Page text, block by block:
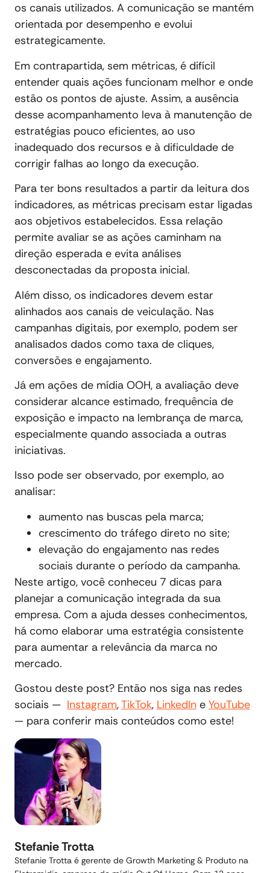
os canais utilizados. A comunicação se mantém
orientada por desempenho e evolui
estrategicamente.
Em contrapartida, sem métricas, é difícil
entender quais ações funcionam melhor e onde
estão os pontos de ajuste. Assim, a ausência
desse acompanhamento leva à manutenção de
estratégias pouco eficientes, ao uso
inadequado dos recursos e à dificuldade de
corrigir falhas ao longo da execução.
Para ter bons resultados a partir da leitura dos
indicadores, as métricas precisam estar ligadas
aos objetivos estabelecidos. Essa relação
permite avaliar se as ações caminham na
direção esperada e evita análises
desconectadas da proposta inicial.
Além disso, os indicadores devem estar
alinhados aos canais de veiculação. Nas
campanhas digitais, por exemplo, podem ser
analisados dados como taxa de cliques,
conversões e engajamento.
Já em ações de mídia OOH, a avaliação deve
considerar alcance estimado, frequência de
exposição e impacto na lembrança de marca,
especialmente quando associada a outras
iniciativas.
Isso pode ser observado, por exemplo, ao
analisar:
aumento nas buscas pela marca;
crescimento do tráfego direto no site;
elevação do engajamento nas redes
sociais durante o período da campanha.
Neste artigo, você conheceu 7 dicas para
planejar a comunicação integrada da sua
empresa. Com a ajuda desses conhecimentos,
há como elaborar uma estratégia consistente
para aumentar a relevância da marca no
mercado.
Gostou deste post? Então nos siga nas redes
sociais — Instagram,TikTok, LinkedIn e YouTube
— para conferir mais conteúdos como este!
Stefanie Trotta
Stefanie Trotta é gerente de Growth Marketing & Produto na